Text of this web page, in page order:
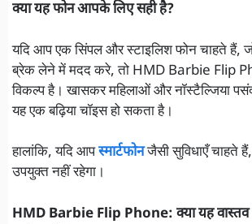
क्या यह फोन आपके लिए सही है?
यदि आप एक सिंपल और स्टाइलिश फोन चाहते हैं,
ब्रेक लेने में मदद करे, तो HMD Barbie Flip
विकल्प है। खासकर महिलाओं और नॉस्टैल्जिया
यह एक बढ़िया चॉइस हो सकता है।
हालांकि, यदि आपस्मार्टफोनजैसी सुविधाएँ चाहते
उपयुक्त नहीं रहेगा।
HMD Barbie Flip Phone: क्या यह